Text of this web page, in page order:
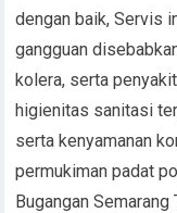
dengan baik, Servis
gangguan
kolera, serta
higienitas sanitasi
serta kenyamanan
permukiman padat
Bugangan Semarang